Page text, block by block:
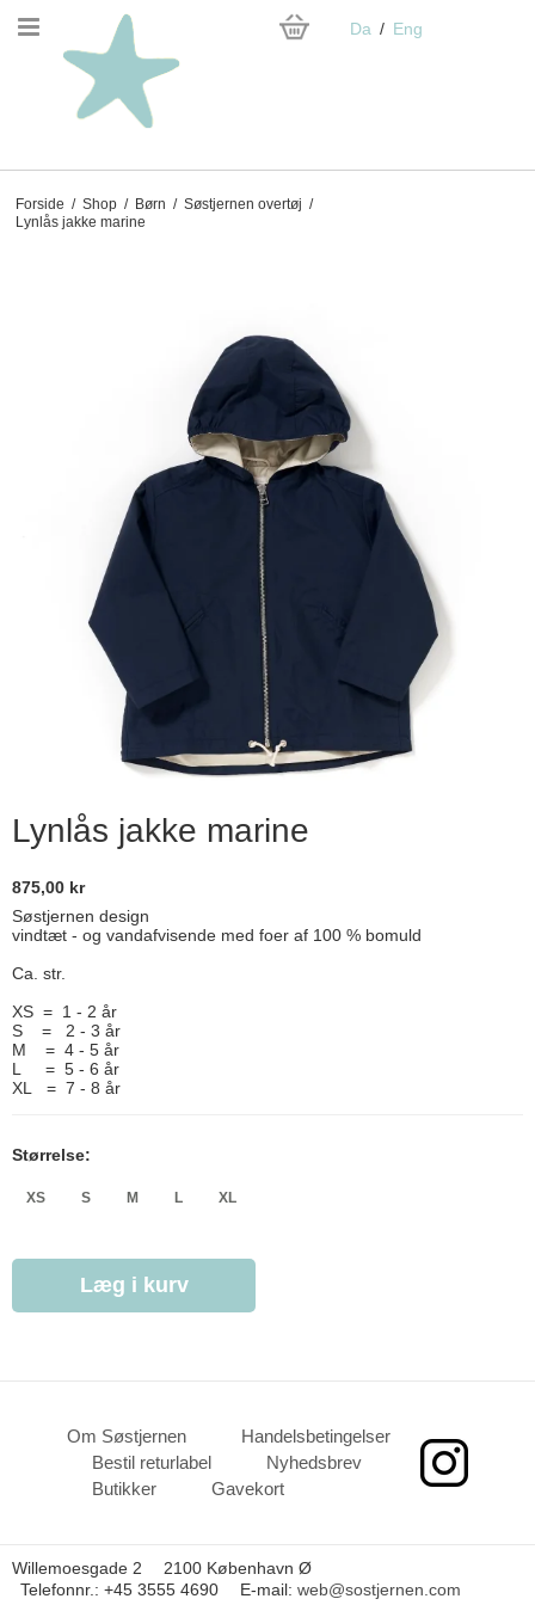
Da Eng
Forside / Shop / Børn / Søstjernen overtøj /
Lynlås jakke marine
Lynlås jakke marine
875,00 kr
Søstjernen design
vindtæt - og vandafvisende med foer af 100 % bomuld
Ca. str.
XS = 1 - 2 år
S = 2 - 3 år
M = 4 - 5 år
L = 5 - 6 år
XL = 7 - 8 år
Størrelse:
XS S M L XL
Læg i kurv
Om Søstjernen
Handelsbetingelser
Bestil returlabel
Nyhedsbrev
Butikker
Gavekort
Willemoesgade 2
2100 København Ø
Telefonnr. : +45 3555 4690 E-mail: web@sostjernen.com